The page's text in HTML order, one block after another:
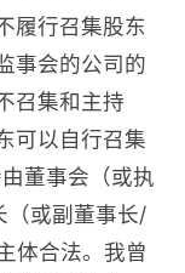
履行召集股东
事会的公司的
召集和主持
可以自行召集
董事会（或执
（或副董事长/
体合法。我曾